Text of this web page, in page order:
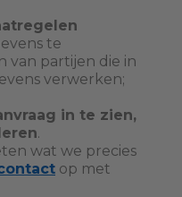
te
van partijen die in
verwerken;
in te zien,
.
wat we precies
op met